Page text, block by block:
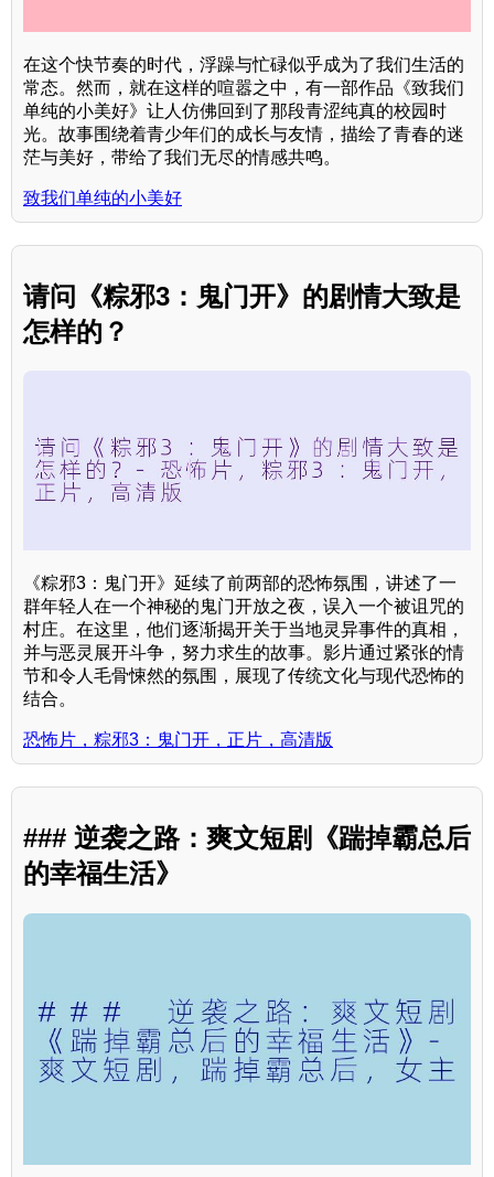
在这个快节奏的时代，浮躁与忙碌似乎成为了我们生活的
常态。然而，就在这样的喧嚣之中，有一部作品《致我们
单纯的小美好》让人仿佛回到了那段青涩纯真的校园时
光。故事围绕着青少年们的成长与友情，描绘了青春的迷
茫与美好，带给了我们无尽的情感共鸣。
致我们单纯的小美好
请问《粽邪3：鬼门开》的剧情大致是
怎样的？
《粽邪3：鬼门开》延续了前两部的恐怖氛围，讲述了一
群年轻人在一个神秘的鬼门开放之夜，误入一个被诅咒的
村庄。在这里，他们逐渐揭开关于当地灵异事件的真相，
并与恶灵展开斗争，努力求生的故事。影片通过紧张的情
节和令人毛骨悚然的氛围，展现了传统文化与现代恐怖的
结合。
恐怖片，粽邪3：鬼门开，正片，高清版
### 逆袭之路：爽文短剧《踹掉霸总后
的幸福生活》